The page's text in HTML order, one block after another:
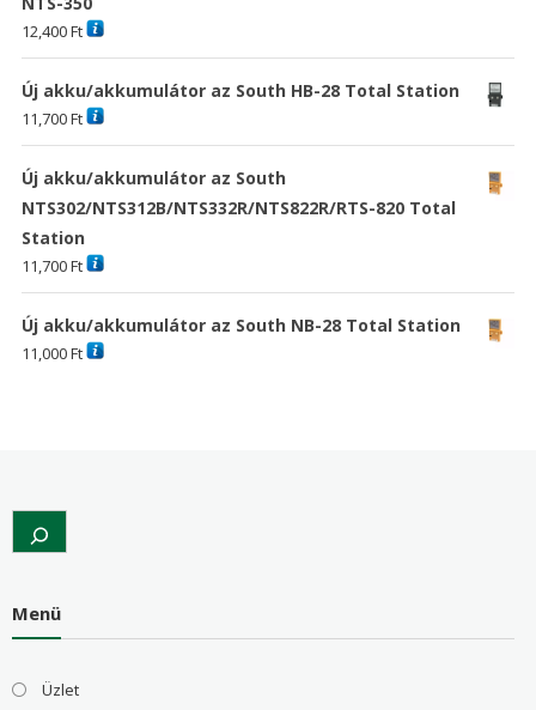
12,400Ft
Új akku/akkumulátor az South HB-28 Total Station
11,700Ft
Új akku/akkumulátor az South
NTS302/NTS312B/NTS332R/NTS822R/RTS-820 Total
Station
11,700Ft
Új akku/akkumulátor az South NB-28 Total Station
11,000Ft
Search
Menü
Üzlet